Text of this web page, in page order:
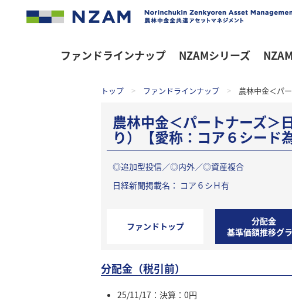
ファンドラインナップ NZAMシリーズ
トップ > ファンドラインナップ > 農林中金＜パ
農林中金＜パートナーズ＞
り）【愛称：コア６シード
◎追加型投信／◎内外／◎資産複合
日経新聞掲載名： コア６シＨ有
ファンドトップ
分配金
基準価額推移グ
分配金（税引前）
25/11/17：決算：0円